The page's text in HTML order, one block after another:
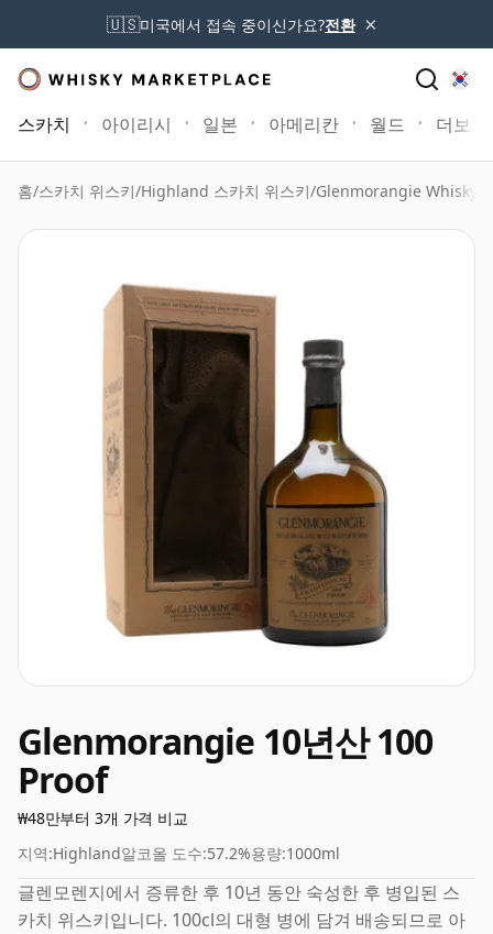
🇺🇸미국에서 접속 중이신가요?전환 ×
스카치 아이리시 일본 아메리칸 월드 더보기
홈/스카치 위스키/Highland 스카치 위스키/Glenmorangie Whisky
Glenmorangie 10년산 100
Proof
₩48만부터 3개 가격 비교
지역:Highland알코올 도수:57.2%용량:1000ml
글렌모렌지에서 증류한 후 10년 동안 숙성한 후 병입된 스
카치 위스키입니다. 100cl의 대형 병에 담겨 배송되므로 아